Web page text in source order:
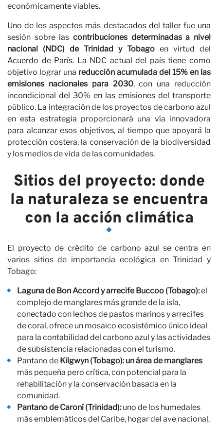
económicamente viables.
Uno de los aspectos más destacados del taller fue una
sesión sobre las contribuciones determinadas a nivel
nacional (NDC) de Trinidad y Tobago en virtud del
Acuerdo de París. La NDC actual del país tiene como
objetivo lograr una reducción acumulada del 15% en las
emisiones nacionales para 2030, con una reducción
incondicional del 30% en las emisiones del transporte
público. La integración de los proyectos de carbono azul
en esta estrategia proporcionará una vía innovadora
para alcanzar esos objetivos, al tiempo que apoyará la
protección costera, la conservación de la biodiversidad
y los medios de vida de las comunidades.
Sitios del proyecto: donde
la naturaleza se encuentra
con la acción climática
El proyecto de crédito de carbono azul se centra en
varios sitios de importancia ecológica en Trinidad y
Tobago:
Laguna de Bon Accord y arrecife Buccoo (Tobago):el
complejo de manglares más grande de la isla,
conectado con lechos de pastos marinos y arrecifes
de coral, ofrece un mosaico ecosistémico único ideal
para la contabilidad del carbono azul y las actividades
de subsistencia relacionadas con el turismo.
Pantano de Kilgwyn (Tobago): un área de manglares
más pequeña pero crítica, con potencial para la
rehabilitación y la conservación basada en la
comunidad.
Pantano de Caroní (Trinidad):uno de los humedales
más emblemáticos del Caribe, hogar del ave nacional,